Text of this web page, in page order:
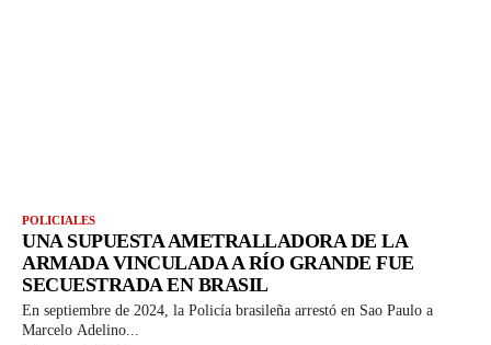
POLICIALES
UNA SUPUESTA AMETRALLADORA DE LA
ARMADA VINCULADA A RÍO GRANDE FUE
SECUESTRADA EN BRASIL
En septiembre de 2024, la Policía brasileña arrestó en Sao Paulo a
Marcelo Adelino...